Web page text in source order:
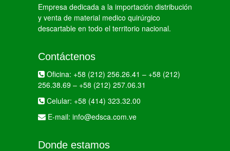
Empresa dedicada a la importación distribución
y venta de material medico quirúrgico
descartable en todo el territorio nacional.
Contáctenos
Oficina: +58 (212) 256.26.41 – +58 (212)
256.38.69 – +58 (212) 257.06.31
Celular: +58 (414) 323.32.00
E-mail: info@edsca.com.ve
Donde estamos